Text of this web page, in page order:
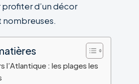
d’un décor
nombreuses.
l’Atlantique : les plages les